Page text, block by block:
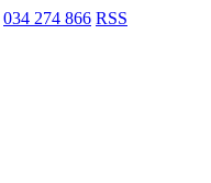
034 274 866 RSS